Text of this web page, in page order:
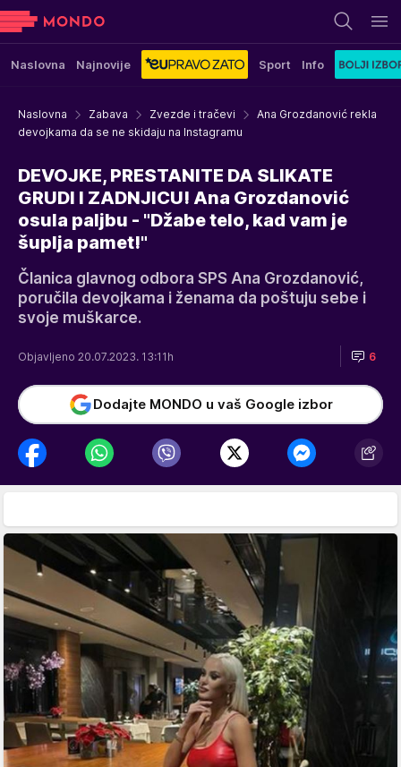
Naslovna Najnovije Sport Info
Naslovna Zabava Zvezde i tračevi
Ana Grozdanović rekla
devojkama da se ne skidaju na Instagramu
DEVOJKE, PRESTANITE DA SLIKATE
GRUDI I ZADNJICU! Ana Grozdanović
osula paljbu - "Džabe telo, kad vam je
šuplja pamet!"
Članica glavnog odbora SPS Ana Grozdanović,
poručila devojkama i ženama da poštuju sebe i
svoje muškarce.
Objavljeno 20.07.2023. 13:11h 6
Dodajte MONDO u vaš Google izbor